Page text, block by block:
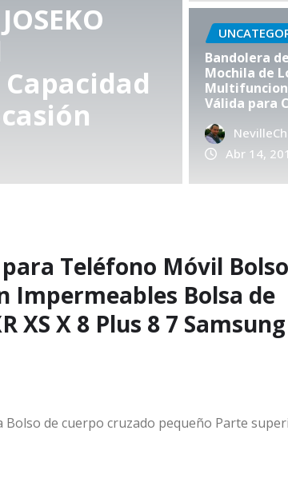
las mujeres /
/ Mochila
Bandolera
Mochila de
Válida para
Abr 14,
Teléfono Móvil
Impermeables Bolsa de
XS X 8 Plus 8 7 Samsung
de cuerpo cruzado pequeño Parte